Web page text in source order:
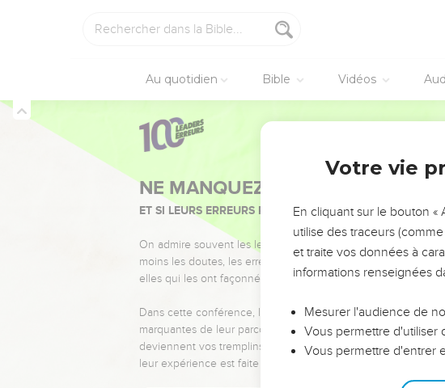
Au quotidien Bible Vidéos
NE MANQUEZ PAS L’ÉVÉNEMENT
ET SI LEURS ERREURS POUVAIENT VOUS ÉVITER LES
On admire souvent les leaders pour leurs réussites, leur
moins les doutes, les erreurs et les saisons difficiles qu'ils ont
elles qui les ont façonnés.
Dans cette conférence, leaders, entrepreneurs, et
marquantes de leur parcours et les clés pour avancer avec
deviennent vos tremplins. Que vous guidiez un ministère,
leur expérience est faite pour vous.
Votre vie
En cliquant sur le bouton
utilise des traceurs
et traite vos données à
informations renseignées
Mesurer l'audience de
Vous permettre d'utiliser
Vous permettre d'entrer